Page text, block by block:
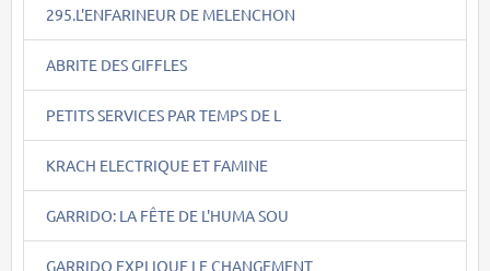
295.L'ENFARINEUR DE MELENCHON
ABRITE DES GIFFLES
PETITS SERVICES PAR TEMPS DE L
KRACH ELECTRIQUE ET FAMINE
GARRIDO: LA FÊTE DE L'HUMA SOU
GARRIDO EXPLIQUE LE CHANGEMENT